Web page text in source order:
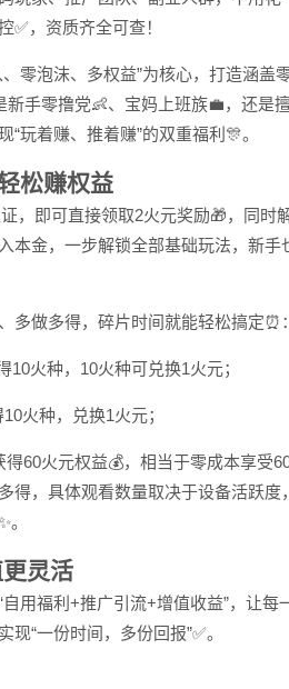
✅，资质齐全可查！
零泡沫、多权益”为核心，打造涵盖零
手零撸党👶、宝妈上班族💼，还是
玩着赚、推着赚”的双重福利🎊。
松赚权益
，即可直接领取2火元奖励🎁，同时
本金，一步解锁全部基础玩法，新手
做多得，碎片时间就能轻松搞定⏰：
火种，10火种可兑换1火元；
火种，兑换1火元；
60火元权益💰，相当于零成本享受
得，具体观看数量取决于设备活跃度
灵活
用福利+推广引流+增值收益”，让每
“一份时间，多份回报”✅。